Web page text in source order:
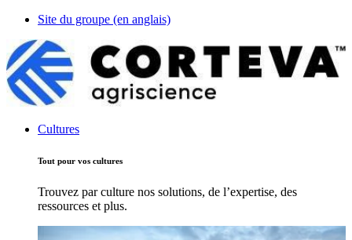
Site du groupe (en anglais)
Cultures
Tout pour vos cultures
Trouvez par culture nos solutions, de l’expertise, des
ressources et plus.